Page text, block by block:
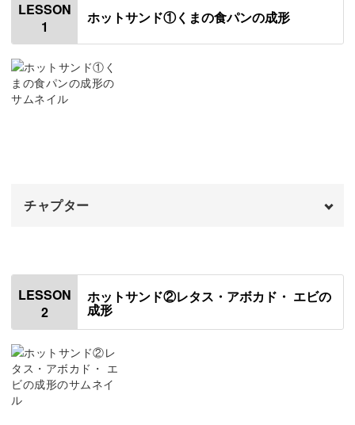
そんな動物たちのかわいさは、ミニチュアパンがリアルだ
からこそ一層引き立ちます。
樹脂粘土を使ってどのように本物っぽく仕上げていくか、
重要なポイントをお教えしますね！
ものばかり。
程は、本物に近づくにつれてワクワクしてきますよ♪
好きな形が簡単にできる型作り
基本のパンの形を均一に作れるように、原型となる型作り
LESSON
1
ホットサンド①くまの食パンの成形
チャプター
はじめに
使用材料・道具
ハンドミックスについて
1段階目のくまの原本を作る
LESSON
2
ホットサンド②レタス・アボカド・ エビの
成形